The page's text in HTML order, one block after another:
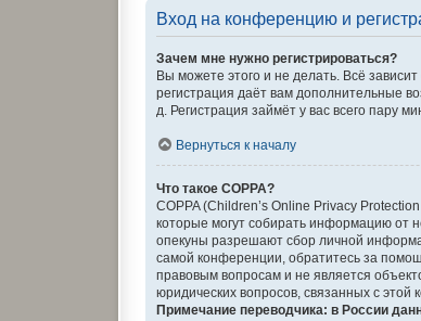
Вход на конференцию и
Зачем мне нужно регистрироваться?
Вы можете этого и не делать. Всё
регистрация даёт вам дополнительные
д. Регистрация займёт у вас всего пару
Вернуться к началу
Что такое COPPA?
COPPA (Children’s Online Privacy
которые могут собирать информацию от
опекуны разрешают сбор личной
самой конференции, обратитесь за
правовым вопросам и не является
юридических вопросов, связанных с этой
Примечание переводчика: в России